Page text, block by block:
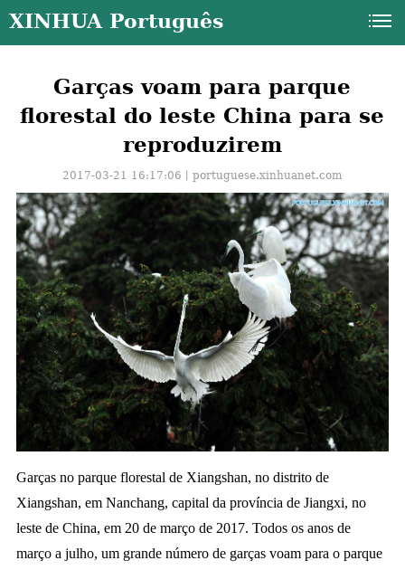
XINHUA Português
Garças voam para parque
florestal do leste China para se
reproduzirem
2017-03-21 16:17:06丨portuguese.xinhuanet.com
Garças no parque florestal de Xiangshan, no distrito de
Xiangshan, em Nanchang, capital da província de Jiangxi, no
leste de China, em 20 de março de 2017. Todos os anos de
março a julho, um grande número de garças voam para o parque